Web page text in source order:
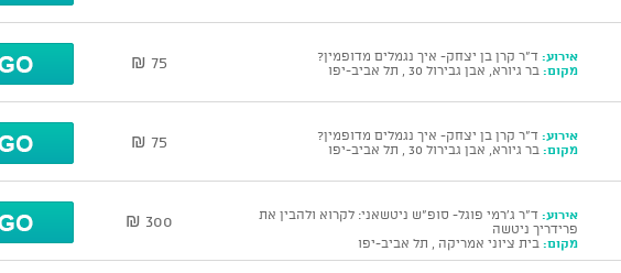
אירוע: ד"ר קרן בן יצחק- איך נגמלים מדופמין?
מקום: בר גיורא, אבן גבירול 30 , תל אביב-יפו 75 ₪
אירוע: ד"ר קרן בן יצחק- איך נגמלים מדופמין?
מקום: בר גיורא, אבן גבירול 30 , תל אביב-יפו 75 ₪
אירוע: ד"ר ג'רמי פוגל- סופ"ש ניטשאני: לקרוא ולהבין את
פרידריך ניטשה
מקום: בית ציוני אמריקה , תל אביב-יפו
300 ₪